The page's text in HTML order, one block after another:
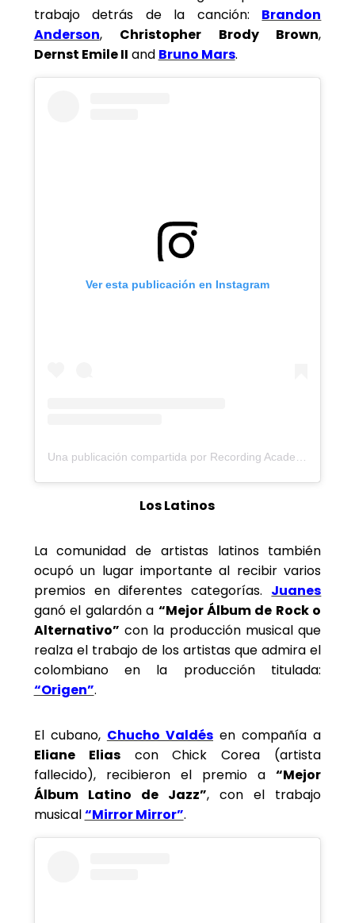
trabajo detrás de la canción: Brandon
Anderson, Christopher Brody Brown,
Dernst Emile II and Bruno Mars.
Ver esta publicación en Instagram
Los Latinos
La comunidad de artistas latinos también
ocupó un lugar importante al recibir varios
premios en diferentes categorías. Juanes
ganó el galardón a “Mejor Álbum de Rock o
Alternativo” con la producción musical que
realza el trabajo de los artistas que admira el
colombiano en la producción titulada:
“Origen”.
El cubano, Chucho Valdés en compañía a
Eliane Eliascon Chick Corea (artista
fallecido), recibieron el premio a“Mejor
Álbum Latino de Jazz”, con el trabajo
musical“Mirror Mirror”.